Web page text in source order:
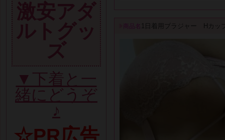
激安アダ
ルトグッ
ズ
▼下着と一
緒にどうぞ
♪
商品名 1日着用ブラジャー Hカッ